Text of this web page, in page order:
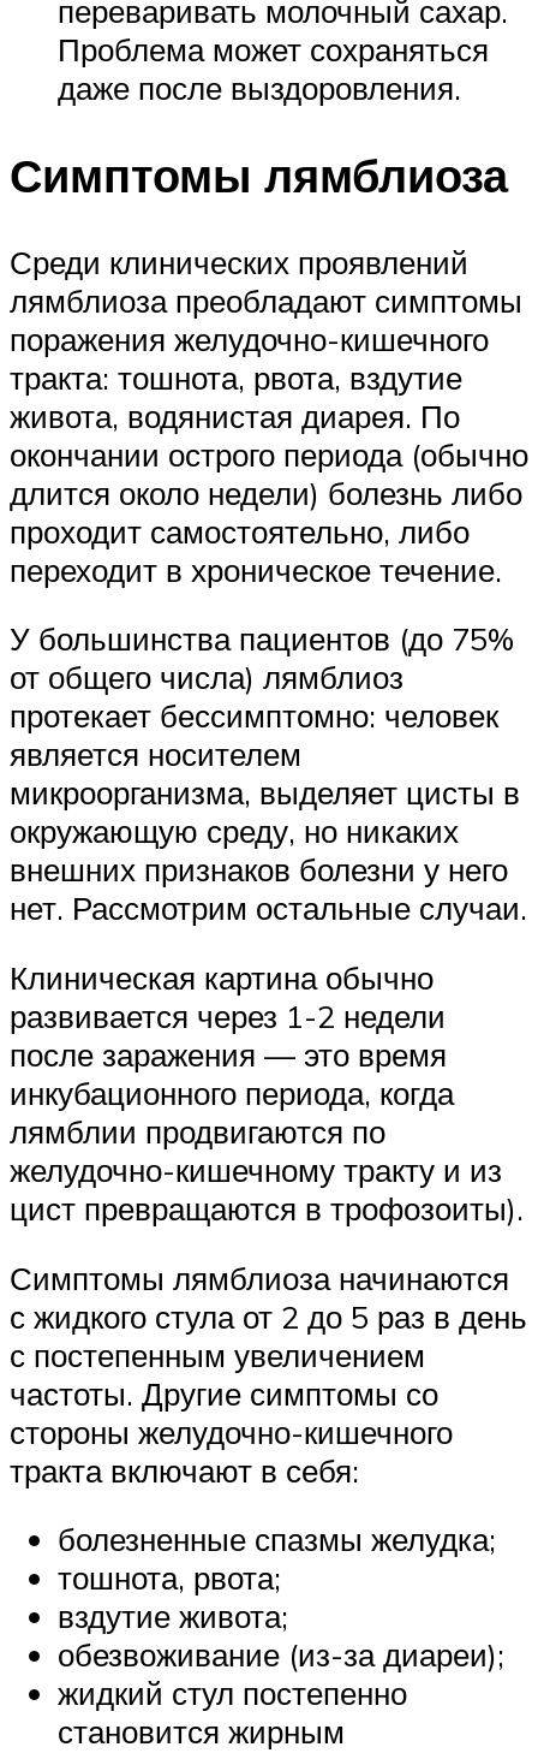
переваривать молочный сахар.
Проблема может сохраняться
даже после выздоровления.
Симптомы лямблиоза
Среди клинических проявлений
лямблиоза преобладают симптомы
поражения желудочно-кишечного
тракта: тошнота, рвота, вздутие
живота, водянистая диарея. По
окончании острого периода (обычно
длится около недели) болезнь либо
проходит самостоятельно, либо
переходит в хроническое течение.
У большинства пациентов (до 75%
от общего числа) лямблиоз
протекает бессимптомно: человек
является носителем
микроорганизма, выделяет цисты в
окружающую среду, но никаких
внешних признаков болезни у него
нет. Рассмотрим остальные случаи.
Клиническая картина обычно
развивается через 1-2 недели
после заражения — это время
инкубационного периода, когда
лямблии продвигаются по
желудочно-кишечному тракту и из
цист превращаются в трофозоиты).
Симптомы лямблиоза начинаются
с жидкого стула от 2 до 5 раз в день
с постепенным увеличением
частоты. Другие симптомы со
стороны желудочно-кишечного
тракта включают в себя:
болезненные спазмы желудка;
тошнота, рвота;
вздутие живота;
обезвоживание (из-за диареи);
жидкий стул постепенно
становится жирным